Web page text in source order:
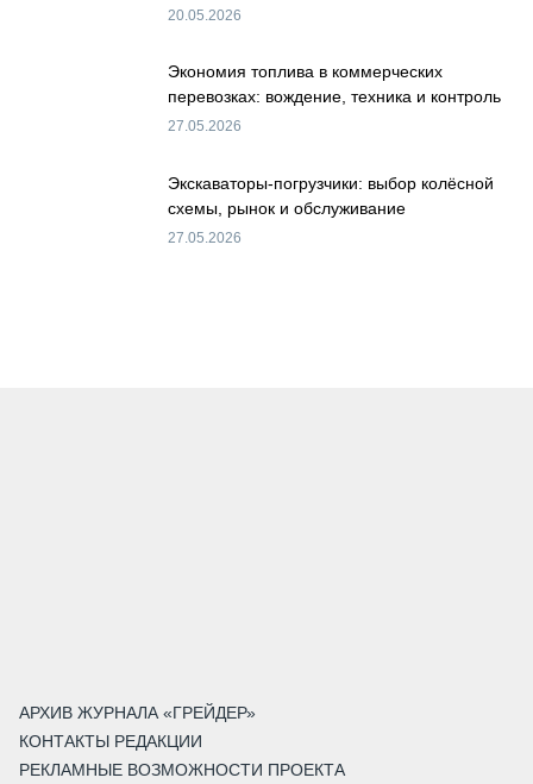
20.05.2026
Экономия топлива в коммерческих
перевозках: вождение, техника и контроль
27.05.2026
Экскаваторы-погрузчики: выбор колёсной
схемы, рынок и обслуживание
27.05.2026
АРХИВ ЖУРНАЛА «ГРЕЙДЕР»
КОНТАКТЫ РЕДАКЦИИ
РЕКЛАМНЫЕ ВОЗМОЖНОСТИ ПРОЕКТА